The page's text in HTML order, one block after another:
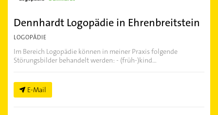
Dennhardt Logopädie in Ehrenbreitstein
LOGOPÄDIE
Im Bereich Logopädie können in meiner Praxis folgende
Störungsbilder behandelt werden: - (früh-)kind...
E-Mail